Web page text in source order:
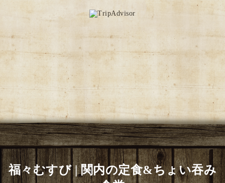
福々むすび | 関内の定食&ちょい吞み